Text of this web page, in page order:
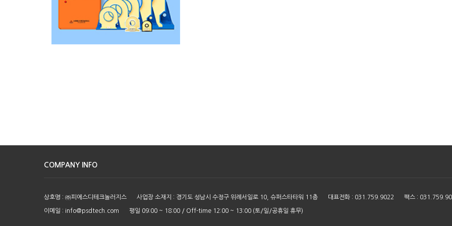
COMPANY INFO
상호명 : ㈜피에스디테크놀러지스 사업장 소재지 : 경기도 성남시 수정구 위례서일로 10, 슈퍼스타타워 11층 대표전화 : 031.759.9022 팩스 :
이메일 : info@psdtech.com 평일 09:00 ~ 18:00 / Off-time 12:00 ~ 13:00 (토/일/공휴일 휴무)